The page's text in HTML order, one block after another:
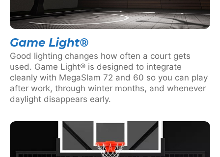
Game Light®
Good lighting changes how often a court gets
used. Game Light® is designed to integrate
cleanly with MegaSlam 72 and 60 so you can play
after work, through winter months, and whenever
daylight disappears early.